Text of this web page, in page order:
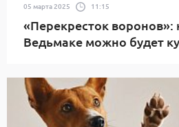
05 марта 2025 11:15
«Перекресток воронов»:
Ведьмаке можно будет